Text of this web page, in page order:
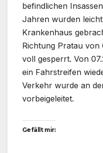
befindlichen
Jahren wurden
Krankenhaus
Richtung Pratau von
voll gesperrt. Von
ein Fahrstreifen
Verkehr wurde an
vorbeigeleitet.
Gefällt mir: